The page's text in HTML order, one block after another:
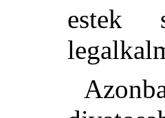
estek